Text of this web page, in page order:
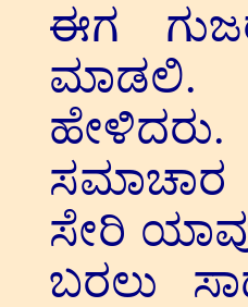
ಈಗ
ಮಾಡಲಿ.
ಸಮಾಚಾರ
ಸೇರಿ
ಬರಲು